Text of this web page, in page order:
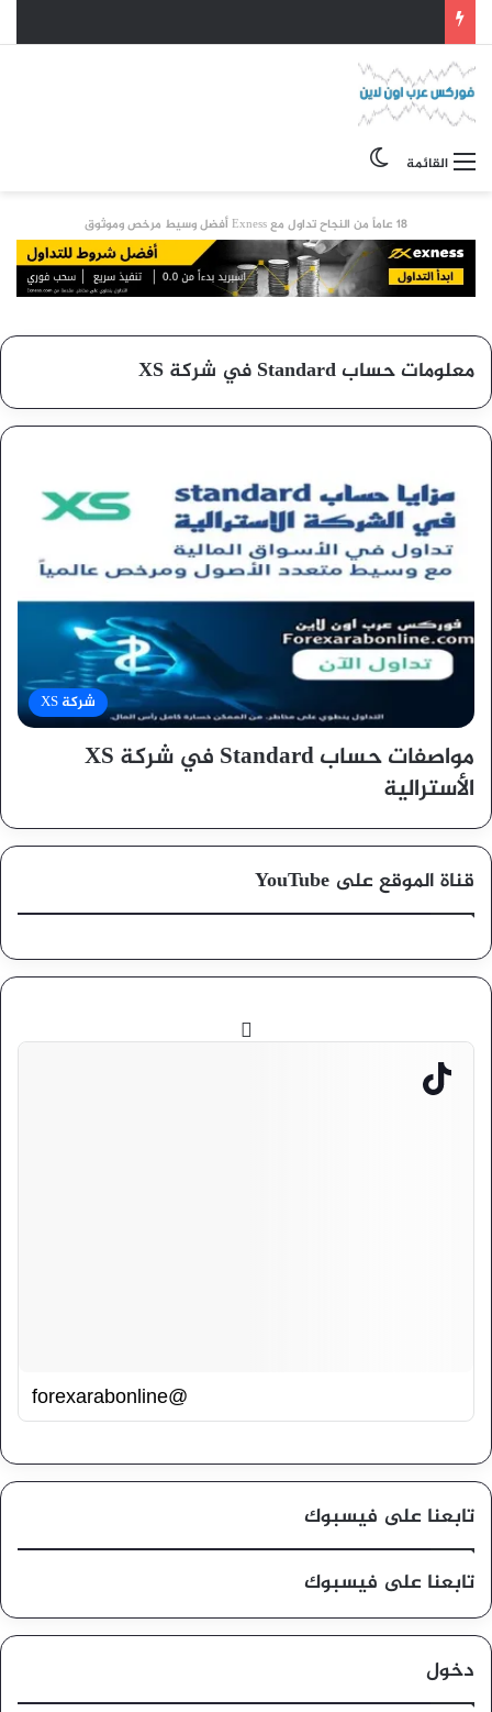
القائمة
18 عاماً من النجاح تداول مع Exness أفضل وسيط مرخص وموثوق
معلومات حساب Standard في شركة XS
شركة XS
مواصفات حساب Standard في شركة XS
الأسترالية
قناة الموقع على YouTube
@forexarabonline
تابعنا على فيسبوك
تابعنا على فيسبوك
دخول